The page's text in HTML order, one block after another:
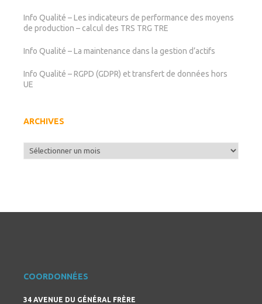
Info Qualité – Les indicateurs de performance des moyens
de production – calcul des TRS TRG TRE
Info Qualité – La maintenance dans la gestion d’actifs
Info Qualité – RGPD (GDPR) et transfert de données hors
UE
ARCHIVES
Archives
COORDONNÉES
34 AVENUE DU GÉNÉRAL FRÈRE